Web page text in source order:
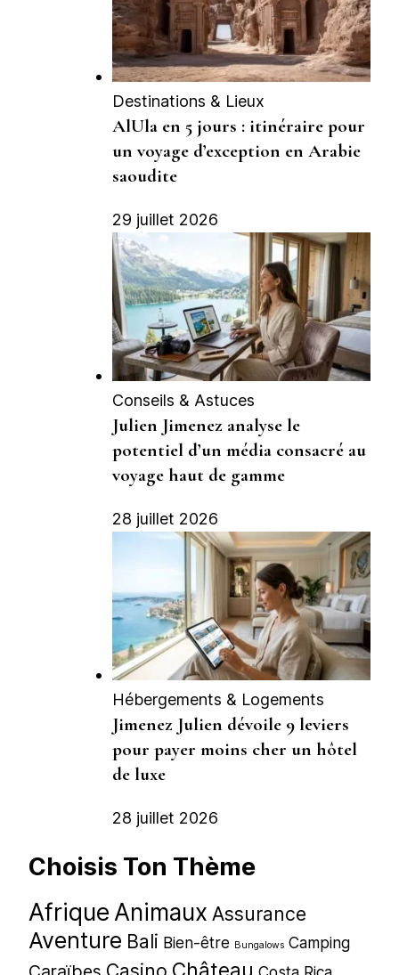
Destinations & Lieux
AlUla en 5 jours : itinéraire pour
un voyage d’exception en Arabie
saoudite
29 juillet 2026
Conseils & Astuces
Julien Jimenez analyse le
potentiel d’un média consacré au
voyage haut de gamme
28 juillet 2026
Hébergements & Logements
Jimenez Julien dévoile 9 leviers
pour payer moins cher un hôtel
de luxe
28 juillet 2026
Choisis Ton Thème
AfriqueAnimaux Assurance
Aventure Bali Bien-être Bungalows Camping